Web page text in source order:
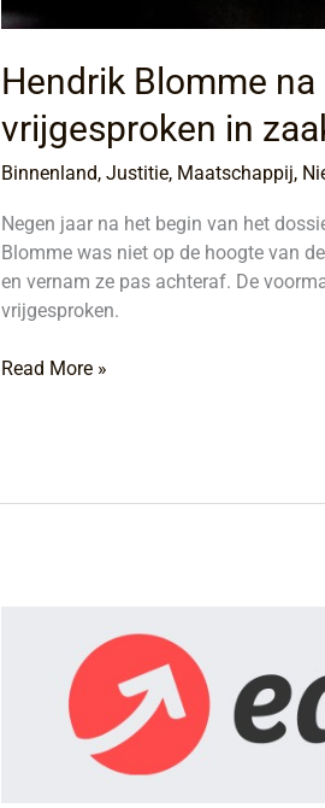
Hendrik Blomme
vrijgesproken in
Binnenland, Justitie, Maatschappij,
Negen jaar na het begin van het
Blomme was niet op de hoogte van
en vernam ze pas achteraf. De
vrijgesproken.
Read More »
opnieuw
rechterlijke